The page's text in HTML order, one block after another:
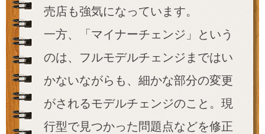
売店も強気になっています。
一方、「マイナーチェンジ」という
のは、フルモデルチェンジまではい
かないながらも、細かな部分の変更
がされるモデルチェンジのこと。現
行型で見つかった問題点などを修正